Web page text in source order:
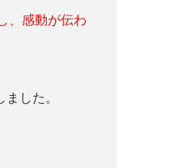
、感動が伝わ
した。